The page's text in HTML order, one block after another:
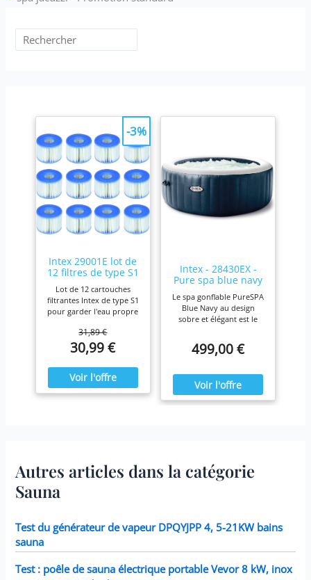
Intex 29001E lot de
12 filtres de type S1
Lot de 12 cartouches
filtrantes Intex de type S1
pour garder l'eau propre
efficacité maximale,
nettoyez les cartouches
chaque semaine et
remplacez-les une fois
par mois ou plus tôt Il est
fabriqué avec du papier
28443E, 28453E, 28421E,
28423E, 28413E, et 28453E.
Chaque filtre mesure 7,6 x
31,89 €
30,99 €
-3%
Intex - 28430EX -
Pure spa blue navy
Le spa gonflable PureSPA
Blue Navy au design
sobre et élégant est le
l'année. Ressourcez-vous
en hiver,
confortablement installé
dans votre spa Blue Navy.
499,00 €
Autres articles dans la catégorie
Sauna
Test du générateur de vapeur DPQYJPP 4, 5-21KW bains
sauna
Test : poêle de sauna électrique portable Vevor 8 kW, inox